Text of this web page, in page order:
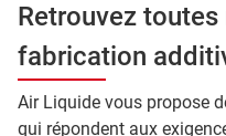
Retrouvez
fabrication
Air Liquide vous propose
qui répondent aux